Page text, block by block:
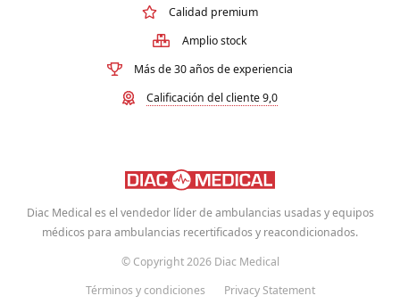
Calidad premium
Amplio stock
Más de 30 años de experiencia
Calificación del cliente 9,0
Diac Medical es el vendedor líder de ambulancias usadas y equipos
médicos para ambulancias recertificados y reacondicionados.
© Copyright 2026 Diac Medical
Términos y condiciones
Privacy Statement